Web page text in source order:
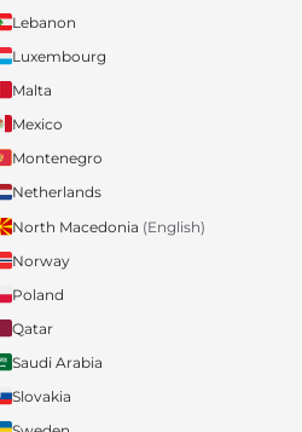
Lebanon
Luxembourg
Malta
Mexico
Montenegro
Netherlands
North Macedonia (English)
Norway
Poland
Qatar
Saudi Arabia
Slovakia